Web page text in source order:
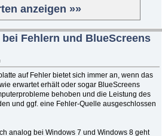
anzeigen »»
Fehlern und BlueScreens
auf Fehler bietet sich immer an, wenn das
erwartet erhält oder sogar BlueScreens
behoben und die Leistung des
und ggf. eine Fehler-Quelle ausgeschlossen
analog bei Windows 7 und Windows 8 geht